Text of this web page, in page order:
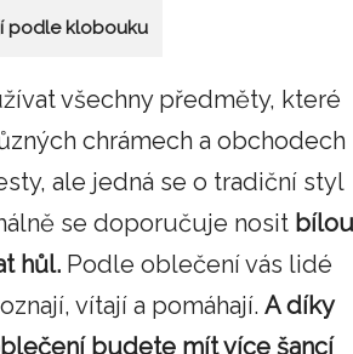
podle klobouku
všechny předměty, které
chrámech a obchodech
ale jedná se o tradiční styl
se doporučuje nosit bílou
hůl. Podle oblečení vás lidé
vítají a pomáhají. A díky
budete mít více šancí